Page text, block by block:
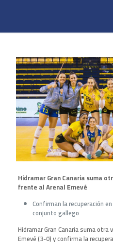
Hidramar Gran Canaria suma
frente al Arenal Emevé
Confirman la recuperación
conjunto gallego
Hidramar Gran Canaria suma
Emevé (3-0) y confirma la